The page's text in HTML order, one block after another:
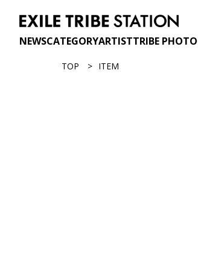
NEWSCATEGORYARTISTTRIBE PHOTO
TOP ITEM